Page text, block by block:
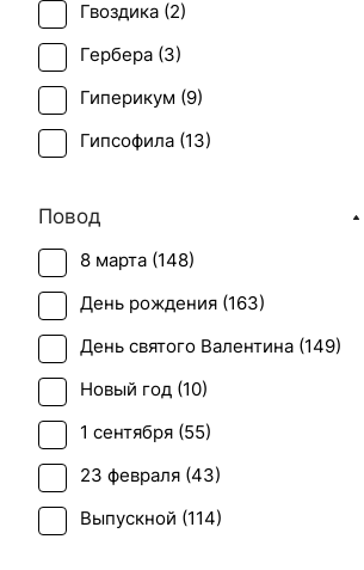
Гвоздика (2)
Гербера (3)
Гиперикум (9)
Гипсофила (13)
Ирис (
Калла (2)
Краспедия (2)
Лилия (6)
Лимониум (1)
Мимоза (2)
Орхидея (5)
Подсолнух (2 )
Повод
8 марта (148)
День рождения (163)
День святого Валентина (149)
Новый год (10)
1 сентября (55)
23 февраля (43)
Выпускной (114)